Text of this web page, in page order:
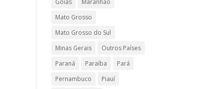
Goiás
Maranhão
Mato Grosso
Mato Grosso do Sul
Minas Gerais
Outros Países
Paraná
Paraíba
Pará
Pernambuco
Piauí